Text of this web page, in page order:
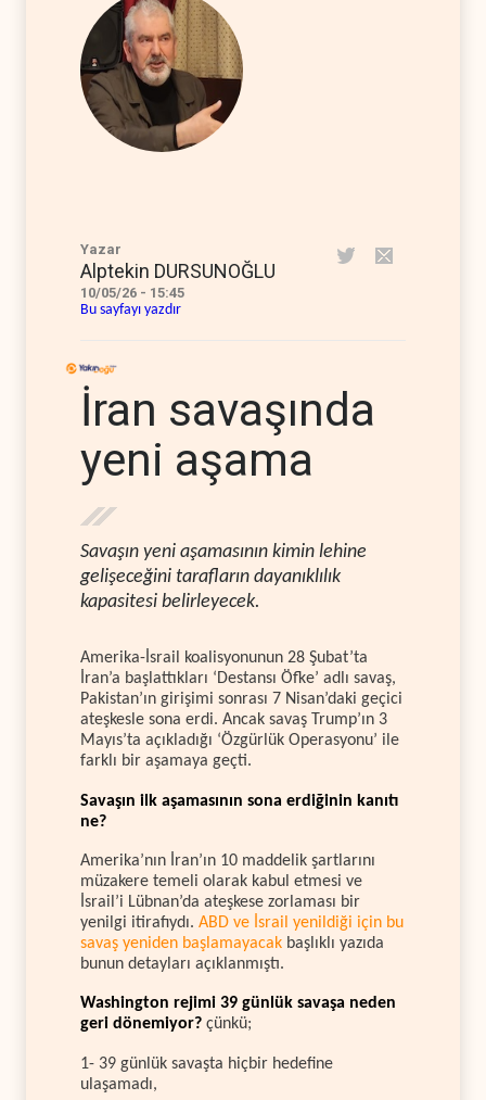
Yazar
Alptekin DURSUNOĞLU
10/05/26 - 15:45
Bu sayfayı yazdır
İran savaşında
yeni aşama
Savaşın yeni aşamasının kimin lehine
gelişeceğini tarafların dayanıklılık
kapasitesi belirleyecek.
Amerika-İsrail koalisyonunun 28 Şubat’ta
İran’a başlattıkları ‘Destansı Öfke’ adlı savaş,
Pakistan’ın girişimi sonrası 7 Nisan’daki geçici
ateşkesle sona erdi. Ancak savaş Trump’ın 3
Mayıs’ta açıkladığı ‘Özgürlük Operasyonu’ ile
farklı bir aşamaya geçti.
Savaşın ilk aşamasının sona erdiğinin kanıtı
ne?
Amerika’nın İran’ın 10 maddelik şartlarını
müzakere temeli olarak kabul etmesi ve
İsrail’i Lübnan’da ateşkese zorlaması bir
yenilgi itirafıydı. ABD ve İsrail yenildiği için bu
savaş yeniden başlamayacak başlıklı yazıda
bunun detayları açıklanmıştı.
Washington rejimi 39 günlük savaşa neden
geri dönemiyor? çünkü;
1- 39 günlük savaşta hiçbir hedefine
ulaşamadı,